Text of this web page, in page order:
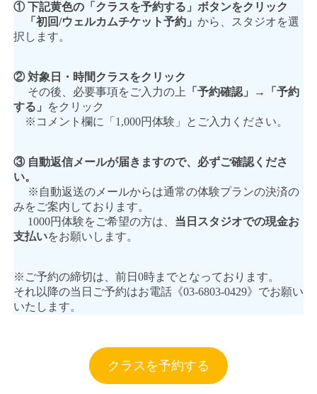
① 下記黄色の「クラスを予約する」ボタンをクリック
「初回/ウェルカムチケット予約」 から、スタジオを選
択します。
② 対象日・時間クラスをクリック
その後、必要事項をご入力の上 「予約確認」→「予約
する」
をクリック
※コメント欄に「1,000円体験」とご入力ください。
③ 自動返信メールが届きますので、必ずご確認くださ
い。
※自動返送のメールからは通常の体験プランの決済の
みをご案内しております。
1000円体験をご希望の方は、 当日スタジオでの現金お
支払いをお願いします。
※ご予約の締切は、前日0時までとなっております。
それ以降の当日ご予約はお電話《03-6803-0429》でお願い
いたします。
クラスを予約する